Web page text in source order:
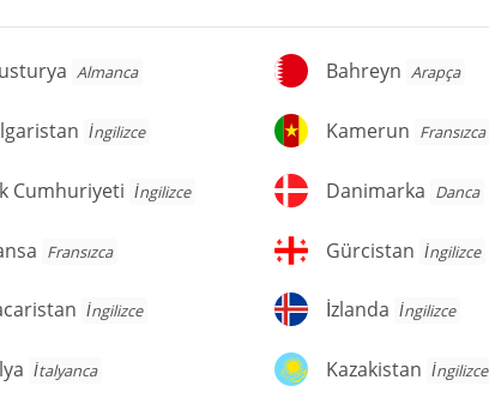
Almanca Bahreyn
Bahreyn Arapça
İngilizce Kamerun
Kamerun Fransızca
Cumhuriyeti İngilizce Danimarka
Danimarka Danca
Fransızca Gürcistan
Gürcistan İngilizce
İngilizce İzlanda
İzlanda İngilizce
İtalyanca Kazakistan
Kazakistan İngilizce